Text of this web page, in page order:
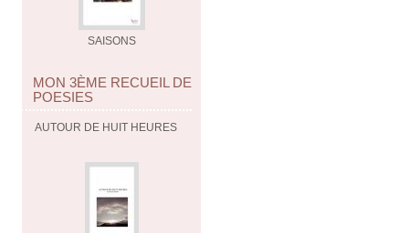
SAISONS
MON 3ÈME RECUEIL DE
POESIES
AUTOUR DE HUIT HEURES